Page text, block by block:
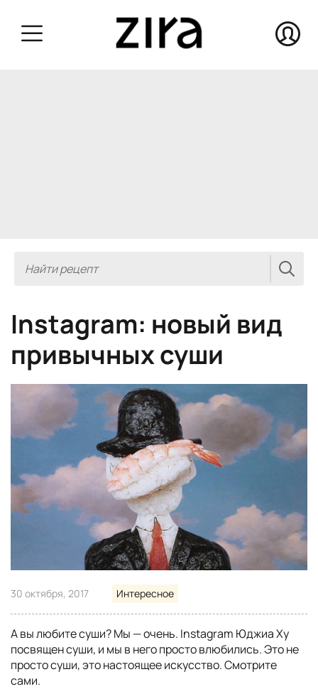
Instagram: новый вид
привычных суши
30 октября, 2017 Интересное
А вы любите суши? Мы — очень. Instagram Юджиа Ху
посвящен суши, и мы в него просто влюбились. Это не
просто суши, это настоящее искусство. Смотрите
сами.